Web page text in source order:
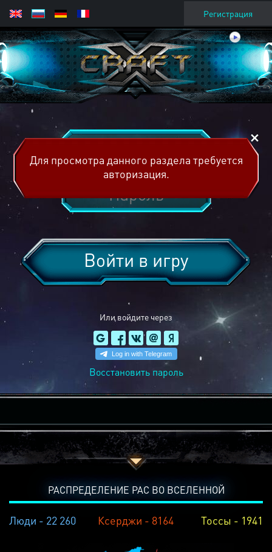
Регистрация
Или войдите через
Войти в игру
Восстановить пароль
Для просмотра данного раздела требуется
авторизация.
РАСПРЕДЕЛЕНИЕ РАС ВО ВСЕЛЕННОЙ
Люди - 22 260 Ксерджи - 8164 Тоссы - 1941